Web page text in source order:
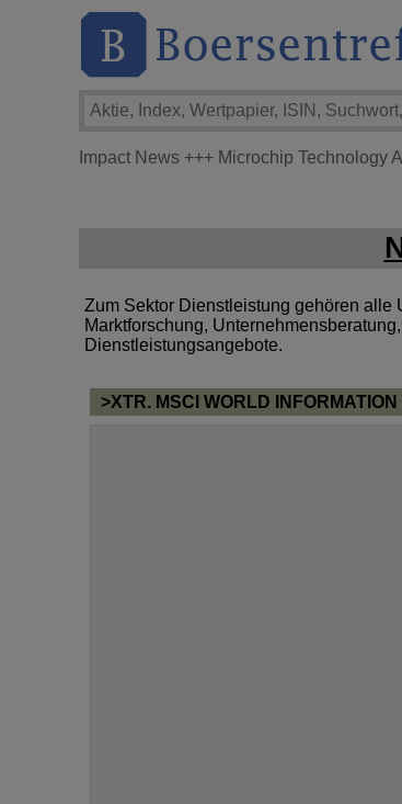
Impact News +++ Microchip Technology
Zum Sektor Dienstleistung gehören alle
Marktforschung,
Dienstleistungsangebote.
>XTR. MSCI WORLD